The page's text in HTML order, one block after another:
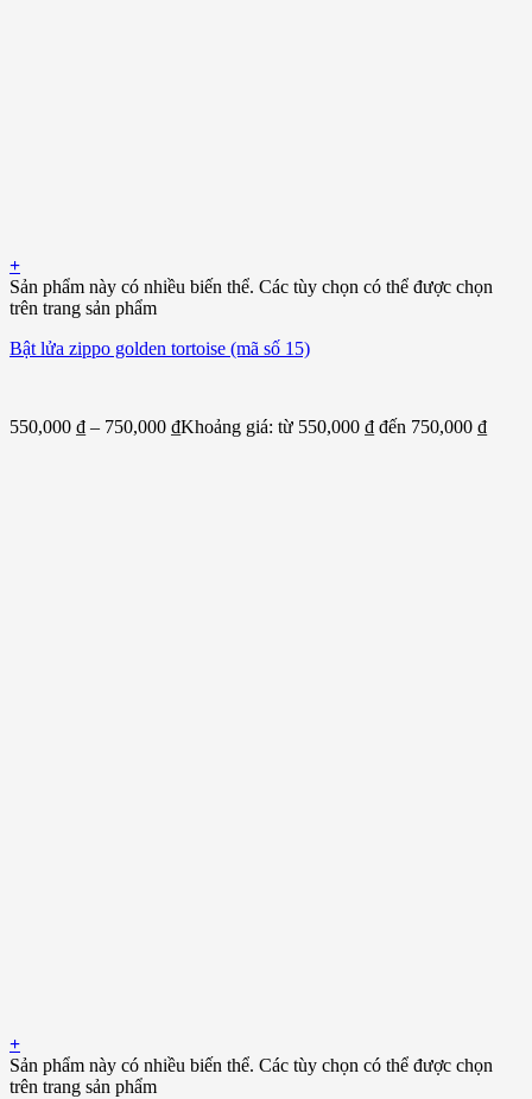
+
Sản phẩm này có nhiều biến thể. Các tùy chọn có thể được chọn
trên trang sản phẩm
Bật lửa zippo golden tortoise (mã số 15)
550,000 ₫ – 750,000 ₫Khoảng giá: từ 550,000 ₫ đến 750,000 ₫
+
Sản phẩm này có nhiều biến thể. Các tùy chọn có thể được chọn
trên trang sản phẩm